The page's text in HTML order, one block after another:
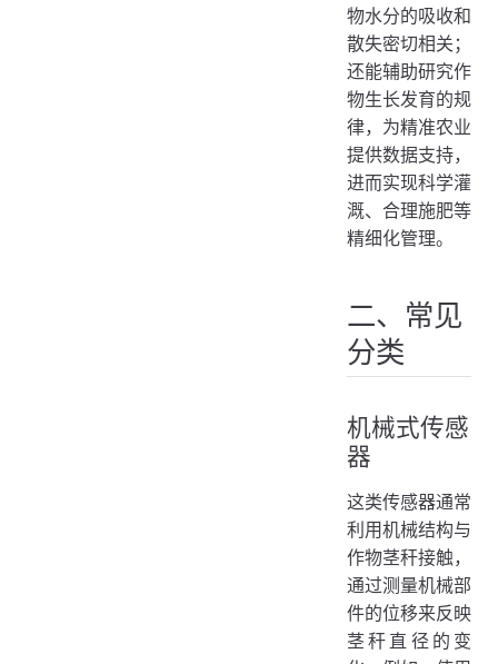
五、使用举例
安装传感器
数据采集与监测
告警通知设置
智能联动实现
物水分的吸收和
散失密切相关；
还能辅助研究作
物生长发育的规
律，为精准农业
提供数据支持，
进而实现科学灌
溉、合理施肥等
精细化管理。
二、常见
分类
机械式传感
器
这类传感器通常
利用机械结构与
作物茎秆接触，
通过测量机械部
件的位移来反映
茎秆直径的变